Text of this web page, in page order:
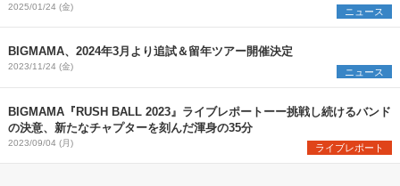
トあり】
2025/01/24 (金) ニュース
BIGMAMA、2024年3月より追試＆留年ツアー開催決定
2023/11/24 (金) ニュース
BIGMAMA『RUSH BALL 2023』ライブレポートーー挑戦し続けるバンド
の決意、新たなチャプターを刻んだ渾身の35分
2023/09/04 (月) ライブレポート